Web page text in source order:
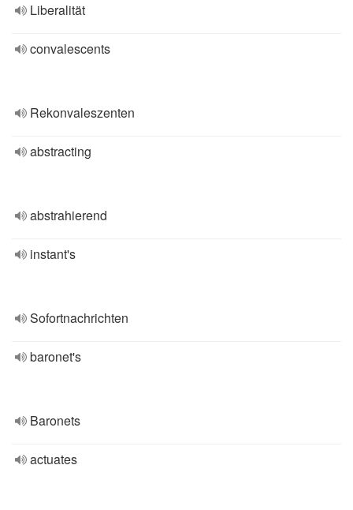
Liberalität
convalescents
Rekonvaleszenten
abstracting
abstrahierend
instant's
Sofortnachrichten
baronet's
Baronets
actuates